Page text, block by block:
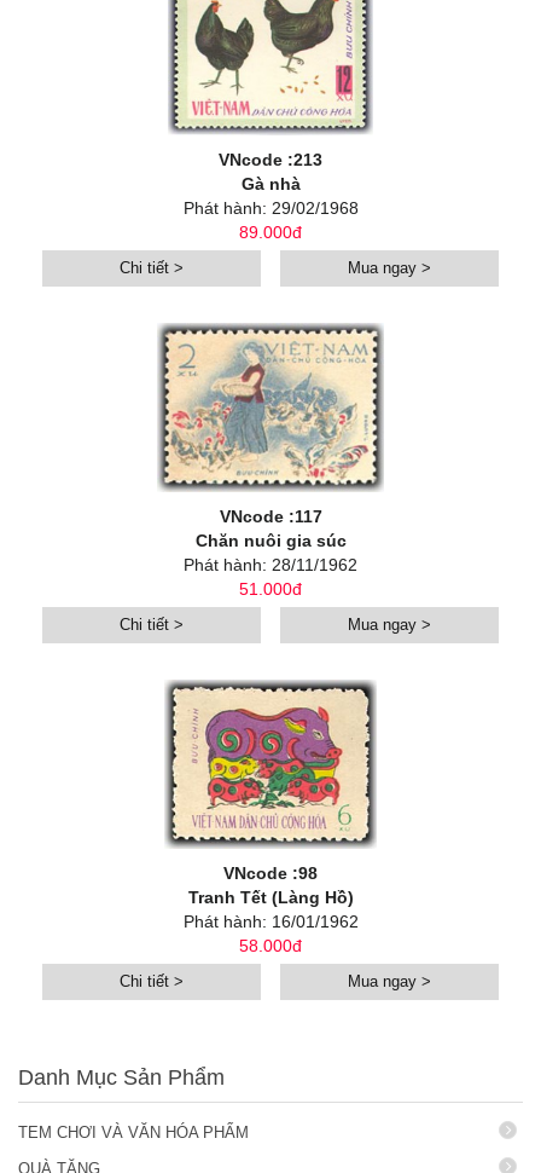
VNcode :213
Gà nhà
Phát hành: 29/02/1968
89.000đ
Chi tiết > Mua ngay >
VNcode :117
Chăn nuôi gia súc
Phát hành: 28/11/1962
51.000đ
Chi tiết > Mua ngay >
VNcode :98
Tranh Tết (Làng Hồ)
Phát hành: 16/01/1962
58.000đ
Chi tiết > Mua ngay >
Danh Mục Sản Phẩm
TEM CHƠI VÀ VĂN HÓA PHẨM
QUÀ TẶNG